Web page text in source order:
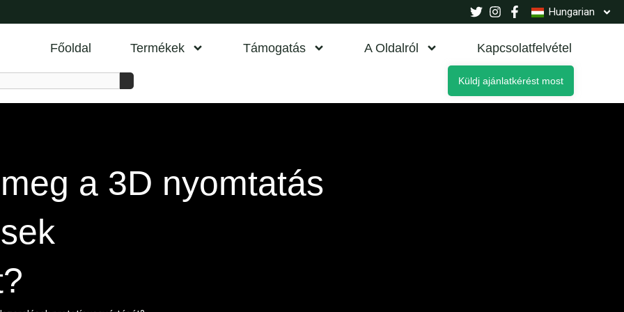
Hungarian
Főoldal Termékek Támogatás A Oldalról Kapcsolatfelvétel
Küldj ajánlatkérést most
a 3D nyomtatás